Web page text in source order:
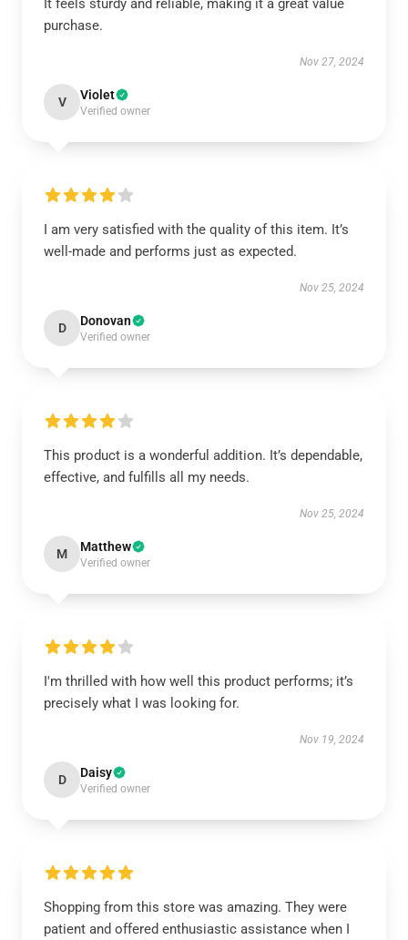
It feels sturdy and reliable, making it a great value
purchase.
Nov 27, 2024
V Violet
Verified owner
I am very satisfied with the quality of this item. It’s
well-made and performs just as expected.
Nov 25, 2024
D Donovan
Verified owner
This product is a wonderful addition. It’s dependable,
effective, and fulfills all my needs.
Nov 25, 2024
M Matthew
Verified owner
I'm thrilled with how well this product performs; it’s
precisely what I was looking for.
Nov 19, 2024
D Daisy
Verified owner
Shopping from this store was amazing. They were
patient and offered enthusiastic assistance when I